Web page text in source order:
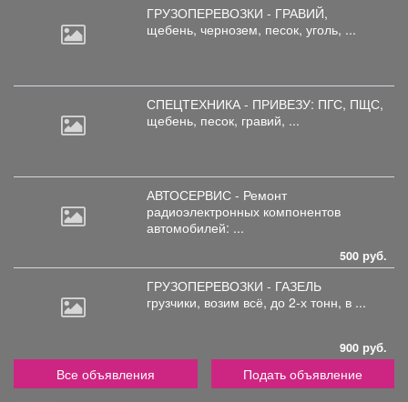
ГРУЗОПЕРЕВОЗКИ - ГРАВИЙ,
щебень, чернозем, песок, уголь, ...
СПЕЦТЕХНИКА - ПРИВЕЗУ: ПГС, ПЩС,
щебень, песок, гравий, ...
АВТОСЕРВИС - Ремонт
радиоэлектронных компонентов
автомобилей: ...
500 руб.
ГРУЗОПЕРЕВОЗКИ - ГАЗЕЛЬ
грузчики, возим всё, до 2-х тонн, в ...
900 руб.
Все объявления Подать объявление